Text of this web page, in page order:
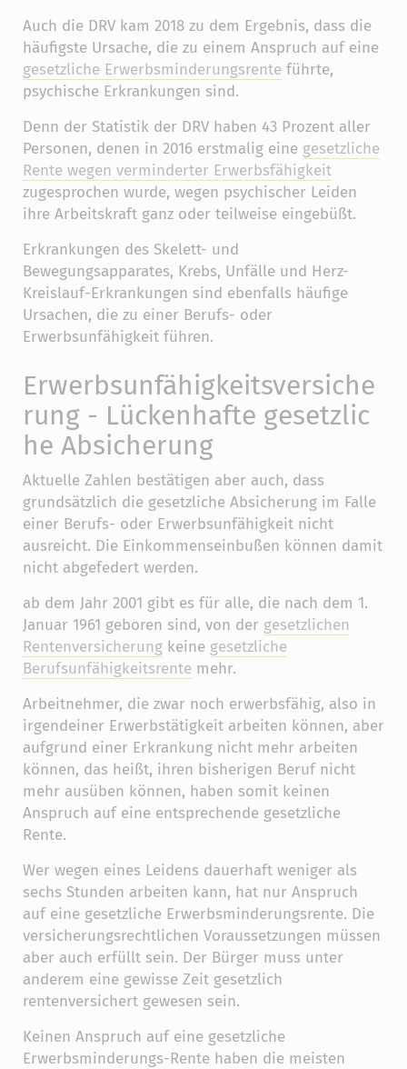
Auch die DRV kam 2018 zu dem Ergebnis, dass die
häufigste Ursache, die zu einem Anspruch auf eine
gesetzliche Erwerbsminderungsrente führte,
psychische Erkrankungen sind.
Denn der Statistik der DRV haben 43 Prozent aller
Personen, denen in 2016 erstmalig eine gesetzliche
Rente wegen verminderter Erwerbsfähigkeit
zugesprochen wurde, wegen psychischer Leiden
ihre Arbeitskraft ganz oder teilweise eingebüßt.
Erkrankungen des Skelett- und
Bewegungsapparates, Krebs, Unfälle und Herz-
Kreislauf-Erkrankungen sind ebenfalls häufige
Ursachen, die zu einer Berufs- oder
Erwerbsunfähigkeit führen.
Erwerbsunfähigkeitsversiche
rung - Lückenhafte gesetzlic
he Absicherung
Aktuelle Zahlen bestätigen aber auch, dass
grundsätzlich die gesetzliche Absicherung im Falle
einer Berufs- oder Erwerbsunfähigkeit nicht
ausreicht. Die Einkommenseinbußen können damit
nicht abgefedert werden.
ab dem Jahr 2001 gibt es für alle, die nach dem 1.
Januar 1961 geboren sind, von der gesetzlichen
Rentenversicherung keine gesetzliche
Berufsunfähigkeitsrente mehr.
Arbeitnehmer, die zwar noch erwerbsfähig, also in
irgendeiner Erwerbstätigkeit arbeiten können, aber
aufgrund einer Erkrankung nicht mehr arbeiten
können, das heißt, ihren bisherigen Beruf nicht
mehr ausüben können, haben somit keinen
Anspruch auf eine entsprechende gesetzliche
Rente.
Wer wegen eines Leidens dauerhaft weniger als
sechs Stunden arbeiten kann, hat nur Anspruch
auf eine gesetzliche Erwerbsminderungsrente. Die
versicherungsrechtlichen Voraussetzungen müssen
aber auch erfüllt sein. Der Bürger muss unter
anderem eine gewisse Zeit gesetzlich
rentenversichert gewesen sein.
Keinen Anspruch auf eine gesetzliche
Erwerbsminderungs-Rente haben die meisten